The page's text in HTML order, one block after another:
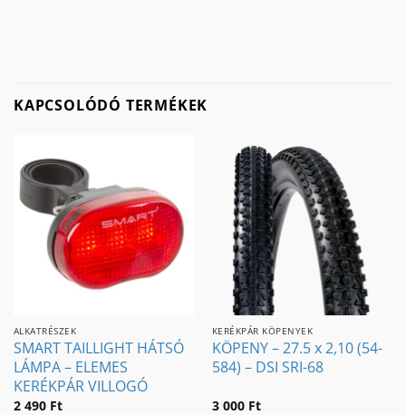
KAPCSOLÓDÓ TERMÉKEK
ALKATRÉSZEK
SMART TAILLIGHT HÁTSÓ
LÁMPA – ELEMES
KERÉKPÁR VILLOGÓ
2 490 Ft
KERÉKPÁR KÖPENYEK
KÖPENY – 27.5 x 2,10 (54-
584) – DSI SRI-68
3 000 Ft